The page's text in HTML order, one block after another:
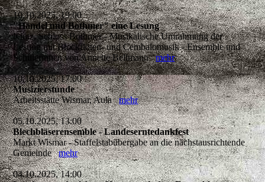
10.10.2025, 19:00
"Händel und Bothmer" eine Lesung
Klütz, Schloss Bothmer - Musikalische Umrahmung der
Lesung mit Blockflöten- und Cembalomusik - Ensemble und
Schülerinnen von Annette Bellmannmehr
10.10.2025, 17:00
Musizierstunde
Arbeitsstätte Wismar, Aulamehr
05.10.2025, 13:00
Blechbläserensemble - Landeserntedankfest
Markt Wismar - Staffelstabübergabe an die nächstausrichtende
Gemeindemehr
04.10.2025, 14:00